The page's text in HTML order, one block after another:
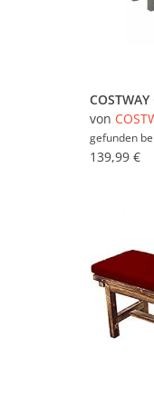
von
gefunden bei
139,99 €